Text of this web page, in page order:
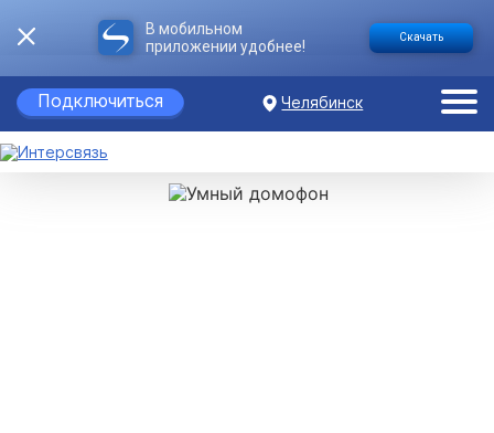
В мобильном
приложении удобнее!
Скачать
Подключиться Челябинск